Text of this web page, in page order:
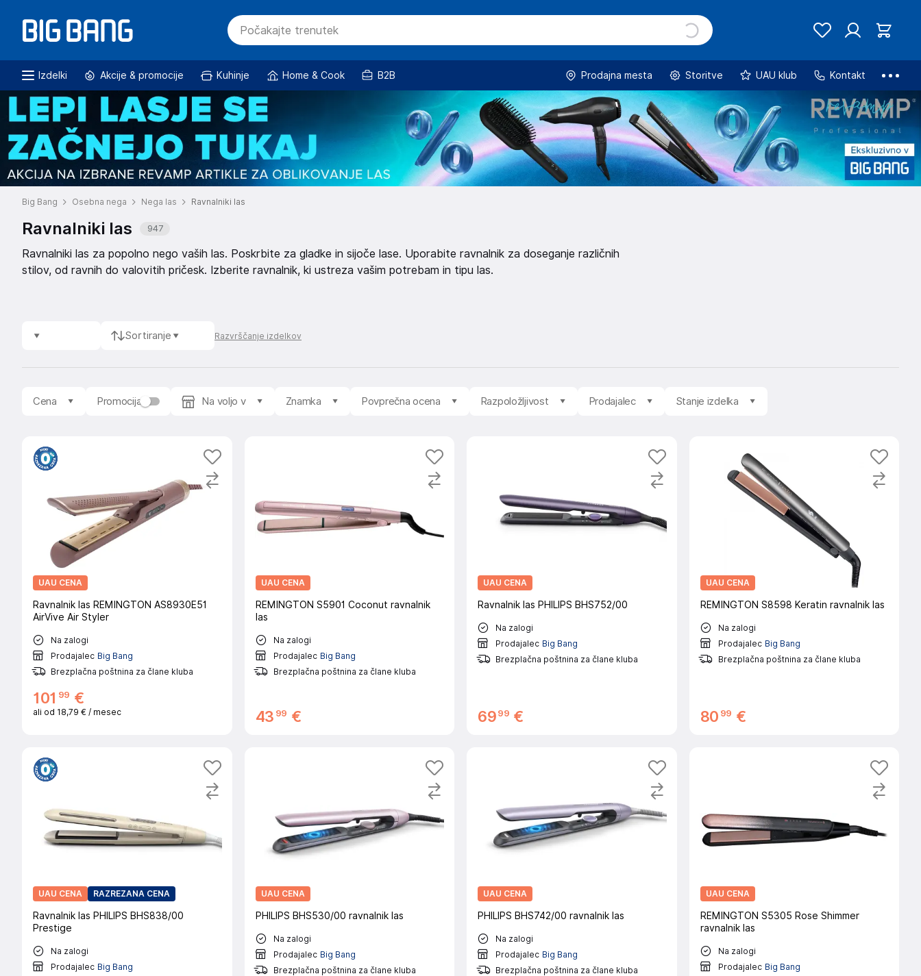
Izdelki Akcije & promocije Kuhinje Home & Cook B2B Prodajna mesta Storitve UAU klub Kontakt
Big Bang Osebna nega Nega las Ravnalniki las
Ravnalniki las 947
Ravnalniki las za popolno nego vaših las. Poskrbite za gladke in sijoče lase. Uporabite ravnalnik za doseganje različnih
stilov, od ravnih do valovitih pričesk. Izberite ravnalnik, ki ustreza vašim potrebam in tipu las.
Sortiranje Razvrščanje izdelkov
Cena Promocija Na voljo v Znamka Povprečna ocena Razpoložljivost Prodajalec Stanje izdelka
UAU CENA
Ravnalnik las REMINGTON AS8930E51
AirVive Air Styler
Na zalogi
Prodajalec Big Bang
Brezplačna poštnina za člane kluba
101 99 €
ali od 18,79 € / mesec
UAU CENA
REMINGTON S5901 Coconut ravnalnik
las
Na zalogi
Prodajalec Big Bang
Brezplačna poštnina za člane kluba
43 99 €
UAU CENA
Ravnalnik las PHILIPS BHS752/00
Na zalogi
Prodajalec Big Bang
Brezplačna poštnina za člane kluba
6999 €
UAU CENA
REMINGTON S8598 Keratin ravnalnik las
Na zalogi
Prodajalec Big Bang
Brezplačna poštnina za člane kluba
80 99 €
UAU CENA RAZREZANA CENA
Ravnalnik las PHILIPS BHS838/00
Prestige
Na zalogi
Prodajalec Big Bang
UAU CENA
PHILIPS BHS530/00 ravnalnik las
Na zalogi
Prodajalec Big Bang
Brezplačna poštnina za člane kluba
UAU CENA
PHILIPS BHS742/00 ravnalnik las
Na zalogi
Prodajalec Big Bang
Brezplačna poštnina za člane kluba
UAU CENA
REMINGTON S5305 Rose Shimmer
ravnalnik las
Na zalogi
Prodajalec Big Bang